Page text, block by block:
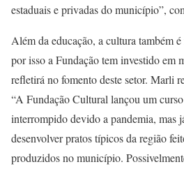
estaduais e privadas do município”,
Além da educação, a cultura também
por isso a Fundação tem investido em
refletirá no fomento deste setor. Marli
“A Fundação Cultural lançou um
interrompido devido a pandemia, mas
desenvolver pratos típicos da região
produzidos no município.